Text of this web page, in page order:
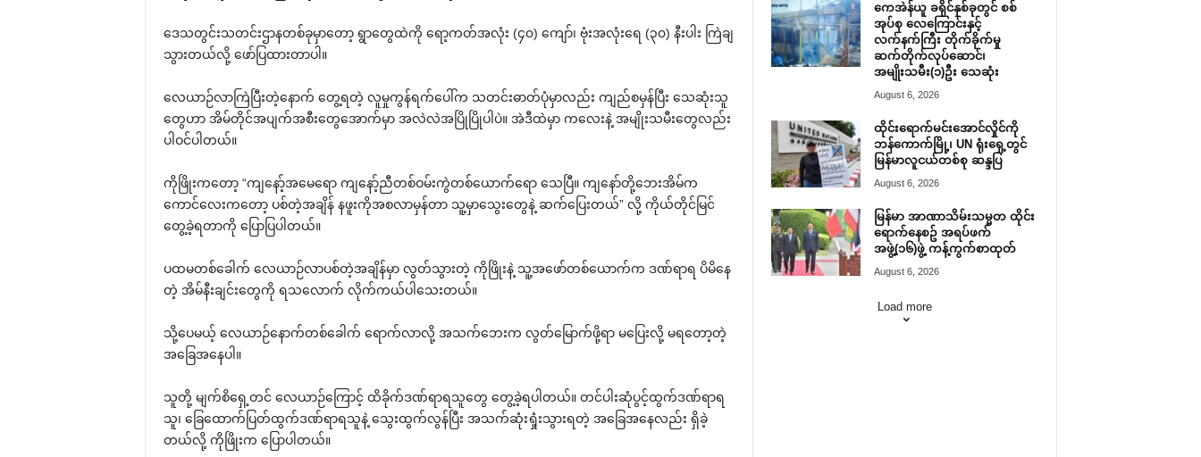
ဒေသတွင်းသတင်းဌာနတစ်ခုမှာတော့ ရွာတွေထဲကို ရော့ကတ်အလုံး (၄၀) ကျော်၊ ဗုံးအလုံးရေ (၃၀) နီးပါး ကြဲချ
သွားတယ်လို့ ဖော်ပြထားတာပါ။
လေယာဉ်လာကြဲပြီးတဲ့နောက် တွေ့ရတဲ့ လူမှုကွန်ရက်ပေါ်က သတင်းဓာတ်ပုံမှာလည်း ကျည်စမှန်ပြီး သေဆုံးသူ
တွေဟာ အိမ်တိုင်အပျက်အစီးတွေအောက်မှာ အလဲလဲအပြိုပြိုပါပဲ။ အဲဒီထဲမှာ ကလေးနဲ့ အမျိုးသမီးတွေလည်း
ပါဝင်ပါတယ်။
ကိုဖြိုးကတော့ “ကျနော့်အမေရော ကျနော့်ညီတစ်ဝမ်းကွဲတစ်ယောက်ရော သေပြီ။ ကျနော်တို့ဘေးအိမ်က
ကောင်လေးကတော့ ပစ်တဲ့အချိန် နဖူးကိုအစလာမှန်တာ သူ့မှာသွေးတွေနဲ့ ဆက်ပြေးတယ်” လို့ ကိုယ်တိုင်မြင်
တွေ့ခဲ့ရတာကို ပြောပြပါတယ်။
ပထမတစ်ခေါက် လေယာဉ်လာပစ်တဲ့အချိန်မှာ လွတ်သွားတဲ့ ကိုဖြိုးနဲ့ သူ့အဖော်တစ်ယောက်က ဒဏ်ရာရ ပိမိနေ
တဲ့ အိမ်နီးချင်းတွေကို ရသလောက် လိုက်ကယ်ပါသေးတယ်။
သို့ပေမယ့် လေယာဉ်နောက်တစ်ခေါက် ရောက်လာလို့ အသက်ဘေးက လွတ်မြောက်ဖို့ရာ မပြေးလို့ မရတော့တဲ့
အခြေအနေပါ။
သူတို့ မျက်စိရှေ့တင် လေယာဉ်ကြောင့် ထိခိုက်ဒဏ်ရာရသူတွေ တွေ့ခဲ့ရပါတယ်။ တင်ပါးဆုံပွင့်ထွက်ဒဏ်ရာရ
သူ၊ ခြေထောက်ပြတ်ထွက်ဒဏ်ရာရသူနဲ့ သွေးထွက်လွန်ပြီး အသက်ဆုံးရှုံးသွားရတဲ့ အခြေအနေလည်း ရှိခဲ့
တယ်လို့ ကိုဖြိုးက ပြောပါတယ်။
ကေအဲန်ယူ ခရိုင်နှစ်ခုတွင် စစ်
အုပ်စု လေကြောင်းနှင့်
လက်နက်ကြီး တိုက်ခိုက်မှု
ဆက်တိုက်လုပ်ဆောင်၊
အမျိုးသမီး(၁)ဦး သေဆုံး
August 6, 2026
ထိုင်းရောက်မင်းအောင်လှိုင်ကို
ဘန်ကောက်မြို့၊ UN ရုံးရှေ့တွင်
မြန်မာလူငယ်တစ်စု ဆန္ဒပြ
August 6, 2026
မြန်မာ အာဏာသိမ်းသမ္မတ ထိုင်း
ရောက်နေစဥ် အရပ်ဖက်
အဖွဲ့(၁၆)ဖွဲ့ ကန့်ကွက်စာထုတ်
August 6, 2026
Load more